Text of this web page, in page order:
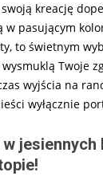
kreację
pasującym
to świetnym
Twoje
wyjścia na
wyłącznie
jesiennych